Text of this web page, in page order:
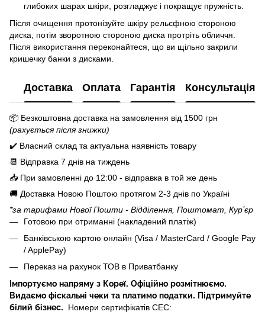
глибоких шарах шкіри, розгладжує і покращує пружність.
Після очищення протонізуйте шкіру рельєфною стороною
диска, потім зворотною стороною диска протріть обличчя.
Після використання переконайтеся, що ви щільно закрили
кришечку банки з дисками.
Доставка Оплата Гарантія Консультація
📦 Безкоштовна доставка на замовлення від 1500 грн
(рахується після знижки)
✔️ Власний склад та актуальна наявність товару
📆 Відправка 7 днів на тиждень
📥 При замовленні до 12:00 - відправка в той же день
🚚 Доставка Новою Поштою протягом 2-3 днів по Україні
*за тарифами Нової Пошти - Відділення, Поштомат, Курʼєр
Готовою при отриманні (накладений платіж)
Банківською картою онлайн (Visa / MasterCard / Google Pay
/ ApplePay)
Переказ на рахунок ТОВ в Приватбанку
Імпортуємо напряму з Кореї. Офіційно розмітнюємо.
Видаємо фіскальні чеки та платимо податки. Підтримуйте
білий бізнес.
Номери сертифікатів СЕС: